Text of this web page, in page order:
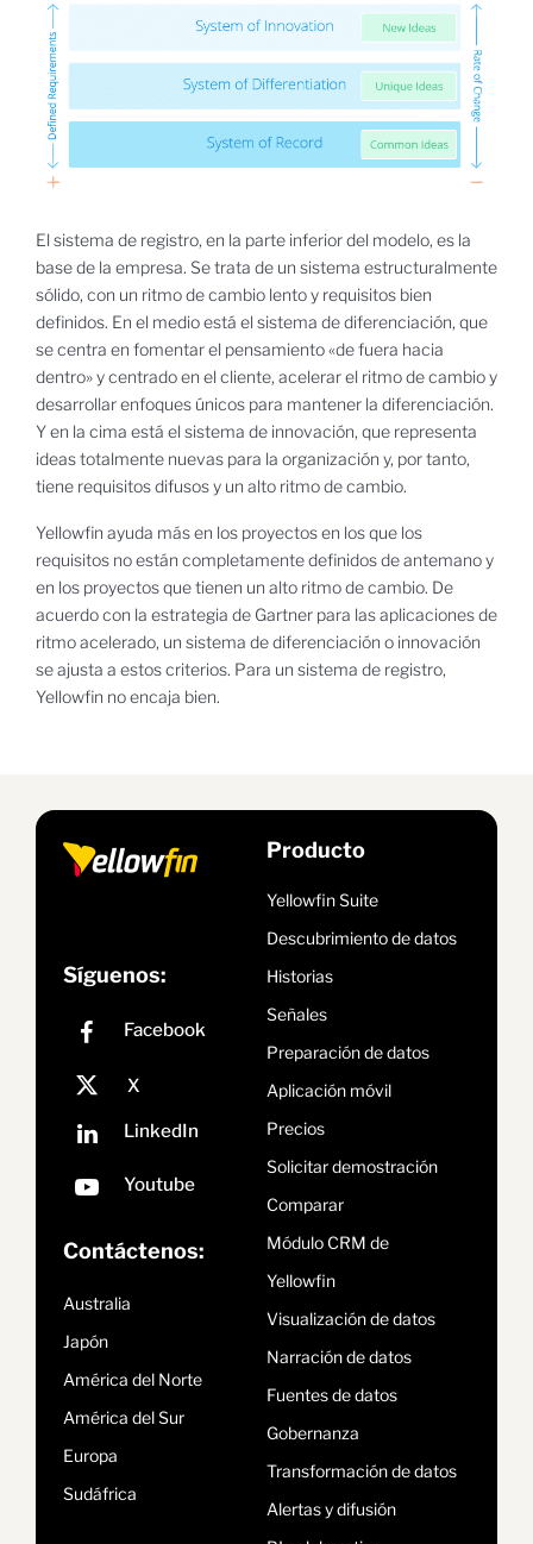
El sistema de registro, en la parte inferior del modelo, es la
base de la empresa. Se trata de un sistema estructuralmente
sólido, con un ritmo de cambio lento y requisitos bien
definidos. En el medio está el sistema de diferenciación, que
se centra en fomentar el pensamiento «de fuera hacia
dentro» y centrado en el cliente, acelerar el ritmo de cambio y
desarrollar enfoques únicos para mantener la diferenciación.
Y en la cima está el sistema de innovación, que representa
ideas totalmente nuevas para la organización y, por tanto,
tiene requisitos difusos y un alto ritmo de cambio.
Yellowfin ayuda más en los proyectos en los que los
requisitos no están completamente definidos de antemano y
en los proyectos que tienen un alto ritmo de cambio. De
acuerdo con la estrategia de Gartner para las aplicaciones de
ritmo acelerado, un sistema de diferenciación o innovación
se ajusta a estos criterios. Para un sistema de registro,
Yellowfin no encaja bien.
Síguenos:
Contáctenos:
Australia
Japón
América del Norte
América del Sur
Europa
Sudáfrica
Producto
Yellowfin Suite
Descubrimiento de datos
Historias
Señales
Preparación de datos
Aplicación móvil
Precios
Solicitar demostración
Comparar
Módulo CRM de
Yellowfin
Visualización de datos
Narración de datos
Fuentes de datos
Gobernanza
Transformación de datos
Alertas y difusión